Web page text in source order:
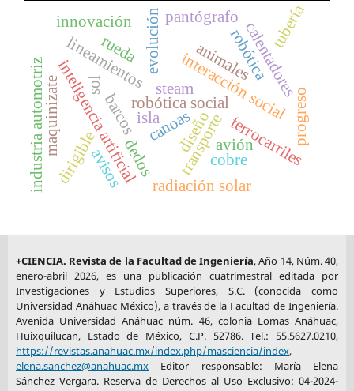
robótica
robótica social
interacción social
diseño
lineamientos
inteligencia artificial transporte
evolución animales
canoas
rueda
barcos ferrocarriles
dirigible avión
maquinizate
pantógrafo
steam progreso
innovación
industria automotriz radiación solar
sol calentadores
cobre
tubería
dedos
isla
avisos
+CIENCIA. Revista de la Facultad de Ingeniería, Año 14, Núm. 40,
enero-abril 2026, es una publicación cuatrimestral editada por
Investigaciones y Estudios Superiores, S.C. (conocida como
Universidad Anáhuac México), a través de la Facultad de Ingeniería.
Avenida Universidad Anáhuac núm. 46, colonia Lomas Anáhuac,
Huixquilucan, Estado de México, C.P. 52786. Tel.: 55.5627.0210,
https://revistas.anahuac.mx/index.php/masciencia/index,
elena.sanchez@anahuac.mxEditor responsable: María Elena
Sánchez Vergara. Reserva de Derechos al Uso Exclusivo: 04-2024-